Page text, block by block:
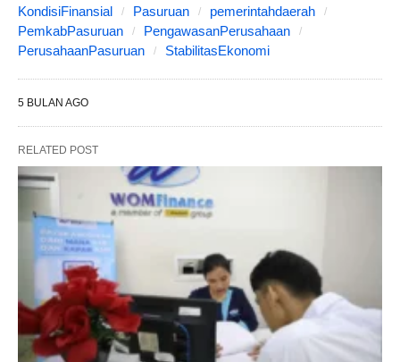
KondisiFinansial
Pasuruan
pemerintahdaerah
PemkabPasuruan
PengawasanPerusahaan
PerusahaanPasuruan
StabilitasEkonomi
5 BULAN AGO
RELATED POST